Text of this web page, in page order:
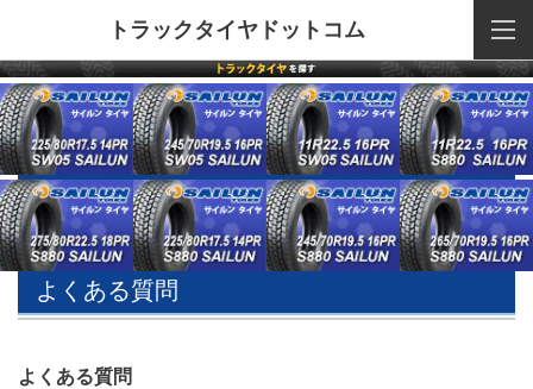
トラックタイヤドットコム
よくある質問
よくある質問